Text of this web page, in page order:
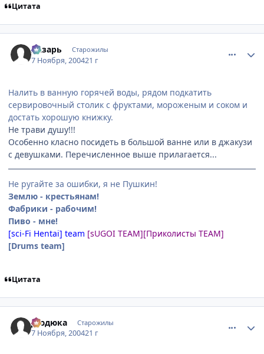
Цитата
Лазарь Старожилы
7 Ноября, 200421 г
Налить в ванную горячей воды, рядом подкатить
сервировочный столик с фруктами, мороженым и соком и
достать хорошую книжку.
Не трави душу!!!
Особенно класно посидеть в большой ванне или в джакузи
с девушками. Перечисленное выше прилагается...
Не ругайте за ошибки, я не Пушкин!
Землю - крестьянам!
Фабрики - рабочим!
Пиво - мне!
[sci-Fi Hentai] team [sUGOI TEAM][Приколисты TEAM]
[Drums team]
Цитата
Дюдюка Старожилы
7 Ноября, 200421 г